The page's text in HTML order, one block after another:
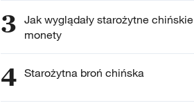
3 Jak wyglądały starożytne chińskie
monety
4 Starożytna broń chińska